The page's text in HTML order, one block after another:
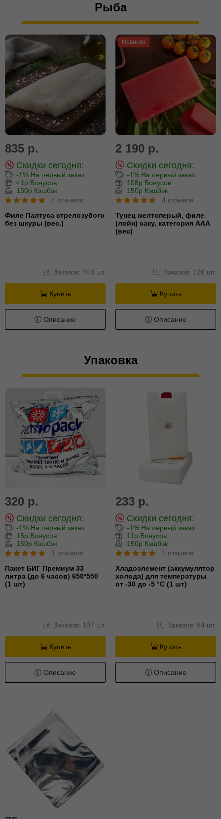
Рыба
835 р.
Скидки сегодня:
-1% На первый заказ
41р Бонусов
150р Кэшбэк
4 отзывов
Филе Палтуса стрелозубого
без шкуры (вес.)
Заказов: 748 шт.
Купить
Описание
Новинка
2 190 р.
Скидки сегодня:
-1% На первый заказ
108р Бонусов
150р Кэшбэк
4 отзывов
Тунец желтоперый, филе
(лойн) cаку, категория ААА
(вес)
Заказов: 126 шт.
Купить
Описание
Упаковка
320 р.
Скидки сегодня:
-1% На первый заказ
15р Бонусов
150р Кэшбэк
1 отзывов
Пакет БИГ Премиум 33
литра (до 6 часов) 650*550
(1 шт)
Заказов: 107 шт.
Купить
Описание
233 р.
Скидки сегодня:
-1% На первый заказ
11р Бонусов
150р Кэшбэк
1 отзывов
Хладоэлемент (аккумулятор
холода) для температуры
от -30 до -5 °С (1 шт)
Заказов: 84 шт.
Купить
Описание